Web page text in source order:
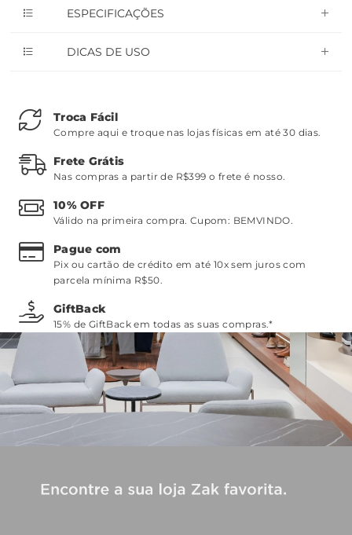
ESPECIFICAÇÕES
DICAS DE USO
Troca Fácil
Compre aqui e troque nas lojas físicas em até 30 dias.
Frete Grátis
Nas compras a partir de R$399 o frete é nosso.
10% OFF
Válido na primeira compra. Cupom: BEMVINDO.
Pague com
Pix ou cartão de crédito em até 10x sem juros com
parcela mínima R$50.
GiftBack
15% de GiftBack em todas as suas compras.*